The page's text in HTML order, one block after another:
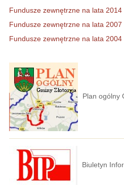
Fundusze zewnętrzne na lata 2014
Fundusze zewnętrzne na lata 2007
Fundusze zewnętrzne na lata 2004
Plan ogólny
Biuletyn